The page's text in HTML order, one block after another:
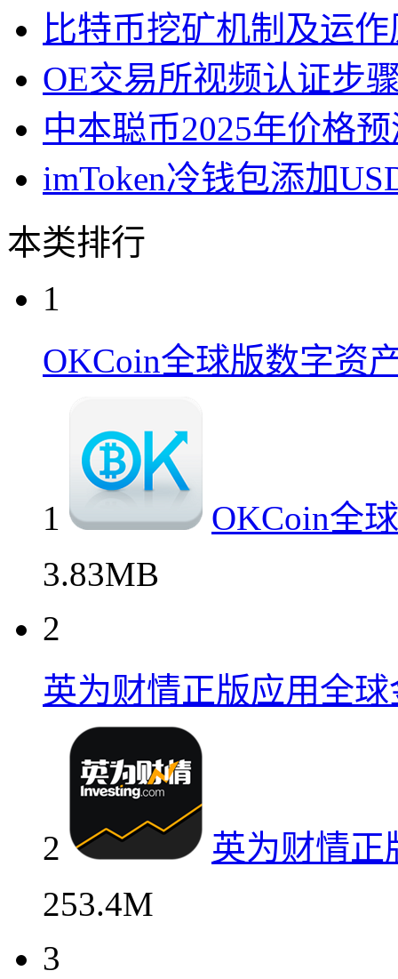
比特币挖矿机制及运
OE交易所视频认证步
中本聪币2025年价格
imToken冷钱包添加
本类排行
1
OKCoin全球版数字资
1
OKCoin全
3.83MB
2
英为财情正版应用全
2
英为财情正
253.4M
3